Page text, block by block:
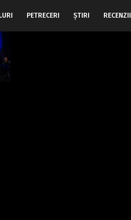
PETRECERI ŞTIRI RECENZII